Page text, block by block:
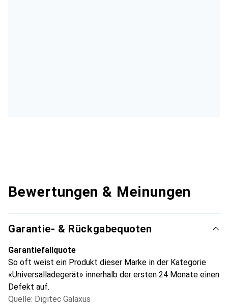
Bewertungen & Meinungen
Garantie- & Rückgabequoten
Garantiefallquote
So oft weist ein Produkt dieser Marke in der Kategorie
«Universalladegerät» innerhalb der ersten 24 Monate einen
Defekt auf.
Quelle: Digitec Galaxus